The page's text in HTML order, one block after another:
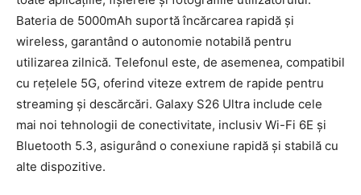
Bateria de 5000mAh suportă încărcarea rapidă și
wireless, garantând o autonomie notabilă pentru
utilizarea zilnică. Telefonul este, de asemenea, compatibil
cu rețelele 5G, oferind viteze extrem de rapide pentru
streaming și descărcări. Galaxy S26 Ultra include cele
mai noi tehnologii de conectivitate, inclusiv Wi-Fi 6E și
Bluetooth 5.3, asigurând o conexiune rapidă și stabilă cu
alte dispozitive.